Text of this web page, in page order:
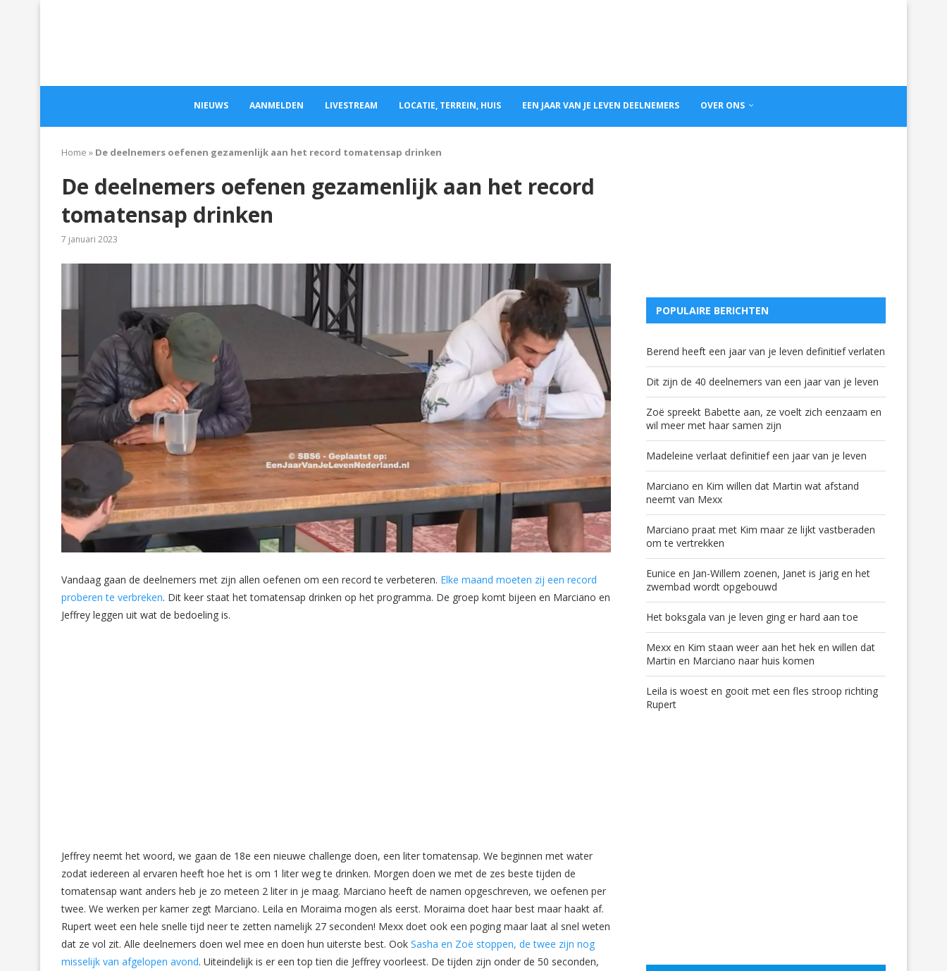
NIEUWS AANMELDEN LIVESTREAM LOCATIE, TERREIN, HUIS EEN JAAR VAN JE LEVEN DEELNEMERS OVER ONS
Home » De deelnemers oefenen gezamenlijk aan het record tomatensap drinken
De deelnemers oefenen gezamenlijk aan het record
tomatensap drinken
7 januari 2023
Vandaag gaan de deelnemers met zijn allen oefenen om een record te verbeteren. Elke maand moeten zij een record
proberen te verbreken. Dit keer staat het tomatensap drinken op het programma. De groep komt bijeen en Marciano en
Jeffrey leggen uit wat de bedoeling is.
Jeffrey neemt het woord, we gaan de 18e een nieuwe challenge doen, een liter tomatensap. We beginnen met water
zodat iedereen al ervaren heeft hoe het is om 1 liter weg te drinken. Morgen doen we met de zes beste tijden de
tomatensap want anders heb je zo meteen 2 liter in je maag. Marciano heeft de namen opgeschreven, we oefenen per
twee. We werken per kamer zegt Marciano. Leila en Moraima mogen als eerst. Moraima doet haar best maar haakt af.
Rupert weet een hele snelle tijd neer te zetten namelijk 27 seconden! Mexx doet ook een poging maar laat al snel weten
dat ze vol zit. Alle deelnemers doen wel mee en doen hun uiterste best. Ook Sasha en Zoë stoppen, de twee zijn nog
misselijk van afgelopen avond. Uiteindelijk is er een top tien die Jeffrey voorleest. De tijden zijn onder de 50 seconden,
POPULAIRE BERICHTEN
Berend heeft een jaar van je leven definitief verlaten
Dit zijn de 40 deelnemers van een jaar van je leven
Zoë spreekt Babette aan, ze voelt zich eenzaam en
wil meer met haar samen zijn
Madeleine verlaat definitief een jaar van je leven
Marciano en Kim willen dat Martin wat afstand
neemt van Mexx
Marciano praat met Kim maar ze lijkt vastberaden
om te vertrekken
Eunice en Jan-Willem zoenen, Janet is jarig en het
zwembad wordt opgebouwd
Het boksgala van je leven ging er hard aan toe
Mexx en Kim staan weer aan het hek en willen dat
Martin en Marciano naar huis komen
Leila is woest en gooit met een fles stroop richting
Rupert